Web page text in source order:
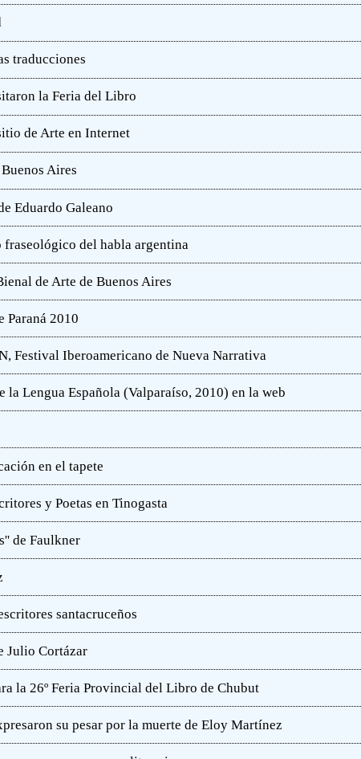
traducciones
la Feria del Libro
de Arte en Internet
Aires
Eduardo Galeano
del habla argentina
de Arte de Buenos Aires
Paraná 2010
Festival Iberoamericano de Nueva Narrativa
Lengua Española (Valparaíso, 2010) en la web
en el tapete
y Poetas en Tinogasta
de Faulkner
santacruceños
Julio Cortázar
la 26º Feria Provincial del Libro de Chubut
su pesar por la muerte de Eloy Martínez